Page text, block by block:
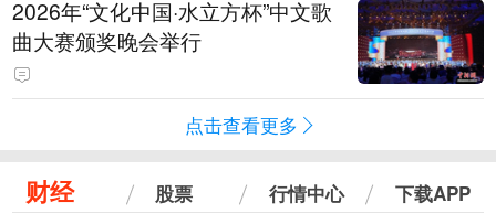
2026年“文化中国·水立方杯”中文歌
曲大赛颁奖晚会举行
点击查看更多
财经 股票 行情中心 下载APP